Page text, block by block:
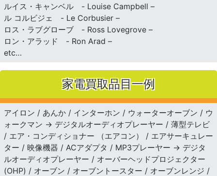
ルイス・キャンベル - Louise Campbell –
ル コルビジェ - Le Corbusier –
ロス・ラブグローブ - Ross Lovegrove –
ロン・アラッド - Ron Arad –
etc…
家電買取品目一例
アイロン / あんか / インターホン / ウォーターオーブン / ウ
ォークマン → デジタルオーディオプレーヤー / 薄型テレビ
/ エア・コンディショナー （エアコン） / エアサーキュレー
ター / 映像機器 / ACアダプタ / MP3プレーヤー → デジタ
ルオーディオプレーヤー / オーバーヘッドプロジェクター
(OHP) / オーブン / オーブントースター / オーブンレンジ /